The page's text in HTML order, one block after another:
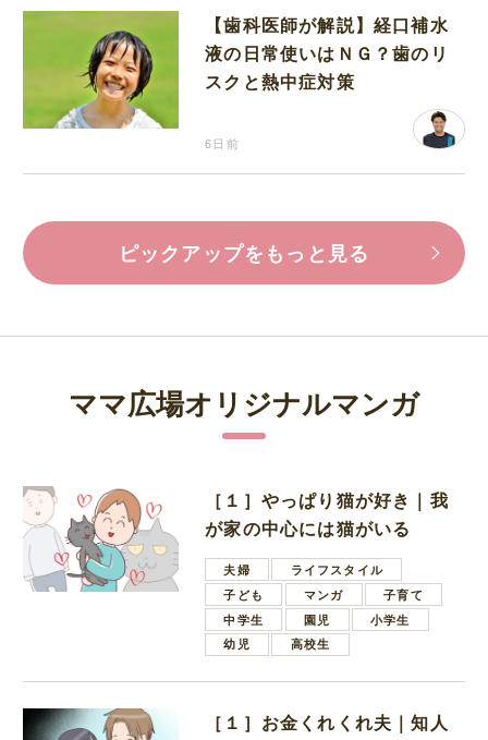
【歯科医師が解説】経口補水
液の日常使いはＮＧ？歯のリ
スクと熱中症対策
6日前
ピックアップをもっと見る
ママ広場オリジナルマンガ
［１］やっぱり猫が好き｜我
が家の中心には猫がいる
夫婦
ライフスタイル
子ども
マンガ
子育て
中学生
園児
小学生
幼児
高校生
［１］お金くれくれ夫｜知人